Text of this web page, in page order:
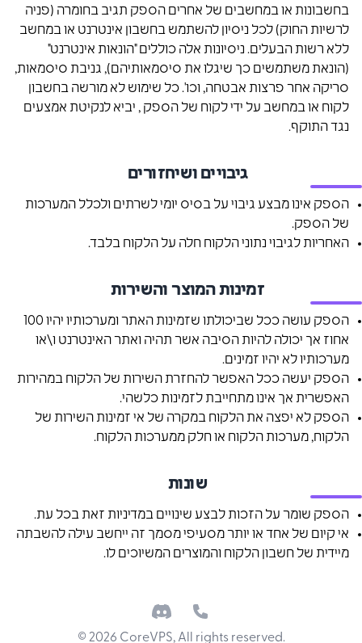
בחשבונות או במחשבים של אחרים הספק תגיב בחומרה (פניה
לרשיות החוק) לכל ניסיון להשתמש בחשבון אינטרנט או במחשב
ללא רשות הבעלים. ניסיונות אלה כוללים "הונאות אינטרנט"
(הונאת משתמשים כך שיגלו את סיסמאותיהם), גניבת סיסמאות,
סריקה אחר פרצות אבטחה, וכו'. כל שימוש לא מורשה בחשבון
לקוח או במחשב על ידי לקוח של הספק , יביא לנקיטת אמצעים
נגד התוקף.
גיבויים ושיחזורים
הספק אינו מבצע גיבוי על בסיס יומי לשרתים ולכלל המערכות
של הספק.
האחריות לגיבוי נתוני הלקוח חלה על הלקוח בלבד.
זמינות המוצר והשירות
הספק עושה ככל שביכולתו שזמינות האתר ומערכותיו יהיו 100
אחוז אך יכולה להיות הסיבה אשר תהיה ואתר האינטרנט ו\או
מערכותיו לא יהיו זמינים.
הספק יעשה ככל האפשר להחזרת השירות של הלקוח במהירות
האפשרית אך אינו מתחייבת לזמינות כלשהי.
הספק לא יפצה את הלקוח במקרה של אי זמינות השירות של
הלקוח, מערכות הלקוח או חלק ממערכות הלקוח.
שונות
הספק שומר על הזכות לבצע שינויים במדיניות זאת בכל עת.
אי קיום של אחד או יותר מסעיפי מסמך זה ייחשב עילה להשבתה
מיידית של חשבון הלקוח והמוצרים המשיוכים לו.
DiscordPhone
© 2026 CoreVPS, All rights reserved.